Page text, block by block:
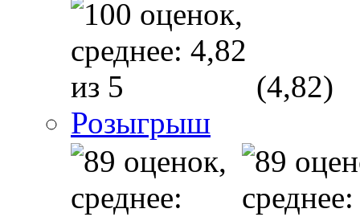
(4,82)
Розыгрыш